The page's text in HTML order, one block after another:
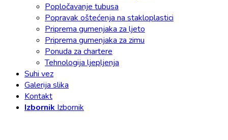
Popločavanje tubusa
Popravak oštećenja na stakloplastici
Priprema gumenjaka za ljeto
Priprema gumenjaka za zimu
Ponuda za chartere
Tehnologija ljepljenja
Suhi vez
Galerija slika
Kontakt
Izbornik Izbornik